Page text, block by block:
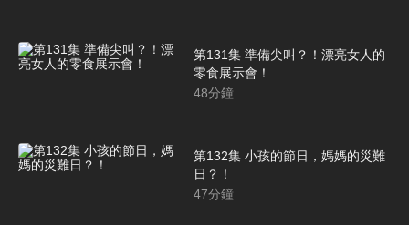
第131集 準備尖叫？！漂亮女人的
零食展示會！
48分鐘
第132集 小孩的節日，媽媽的災難
日？！
47分鐘